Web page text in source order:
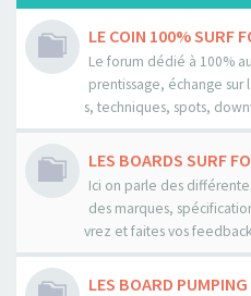
LE COIN 100% SURF
Le forum dédié à 100%
prentissage, échange
s, techniques, spots,
LES BOARDS SURF
Ici on parle des
des marques,
vrez et faites vos
LES BOARD